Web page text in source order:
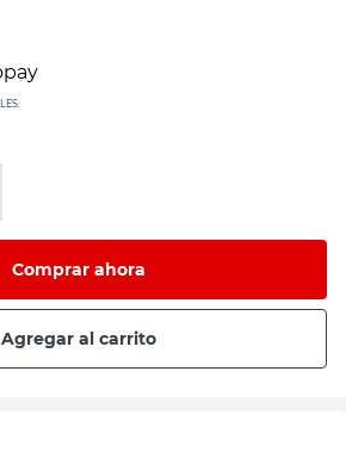
Comprar ahora
Agregar al carrito